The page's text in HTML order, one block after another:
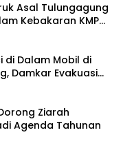
Asal Tulungagung
Kebakaran KMP
di Dalam Mobil di
Damkar Evakuasi
Ziarah
Agenda Tahunan